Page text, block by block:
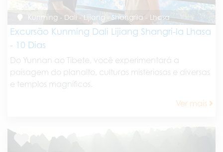
Kunming - Dali - Lijiang - Shangrila - Lhasa
Excursão Kunming Dali Lijiang Shangri-la Lhasa
- 10 Dias
Do Yunnan ao Tibete, você experimentará a
paisagem do planalto, culturas misteriosas e diversas
e templos magníficos.
Ver mais